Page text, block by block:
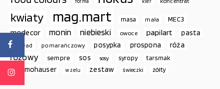
kwiaty mag.mart masa mała MEC3
modecor monin niebieski owoce papilart pasta
podkład pomarańczowy posypka prospona róża
różowy sempre sos sosy syropy tarsmak
thermohauser w żelu zestaw świeczki żółty